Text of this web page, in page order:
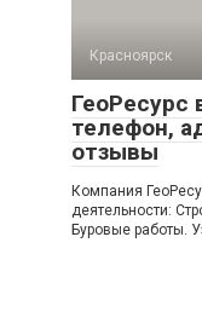
Красноярск
ГеоРесурс
телефон,
отзывы
Компания
деятельности:
Буровые работы.